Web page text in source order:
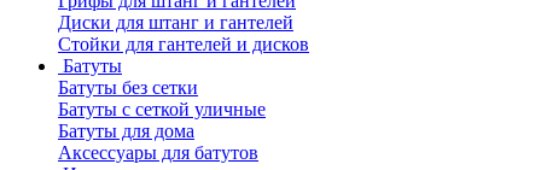
Диски для штанг и гантелей
Стойки для гантелей и дисков
Батуты
Батуты без сетки
Батуты с сеткой уличные
Батуты для дома
Аксессуары для батутов